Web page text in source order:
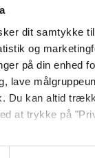
dit samtykke
og
på din enhed
lave
Du kan altid
at trykke på
gerne: